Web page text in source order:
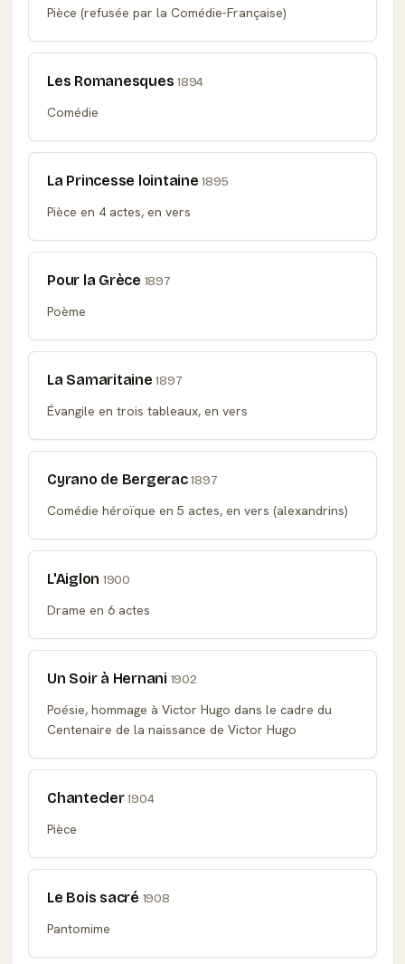
Pièce (refusée par la Comédie-Française)
Les Romanesques1894
Comédie
La Princesse lointaine1895
Pièce en 4 actes, en vers
Pour la Grèce 1897
Poème
La Samaritaine1897
Évangile en trois tableaux, en vers
Cyrano de Bergerac1897
Comédie héroïque en 5 actes, en vers (alexandrins)
L'Aiglon 1900
Drame en 6 actes
Un Soir à Hernani 1902
Poésie, hommage à Victor Hugo dans le cadre du
Centenaire de la naissance de Victor Hugo
Chantecler1904
Pièce
Le Bois sacré 1908
Pantomime